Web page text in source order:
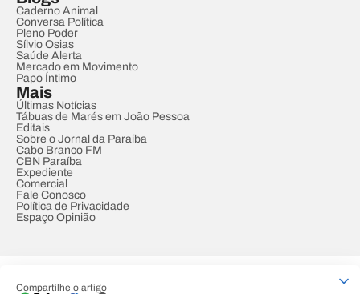
Compartilhe o artigo
Caderno Animal
Conversa Política
Pleno Poder
Sílvio Osias
Saúde Alerta
Mercado em Movimento
Papo Íntimo
Mais
Últimas Notícias
Tábuas de Marés em João Pessoa
Editais
Sobre o Jornal da Paraíba
Cabo Branco FM
CBN Paraíba
Expediente
Comercial
Fale Conosco
Política de Privacidade
Espaço Opinião